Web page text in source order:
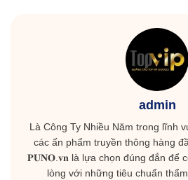
admin
Là Công Ty Nhiều Năm trong lĩnh
các ấn phẩm truyền thông hàng
𝐏𝐔𝐍𝐎.𝐯𝐧 là lựa chọn đúng đắn để
lòng với những tiêu chuẩn